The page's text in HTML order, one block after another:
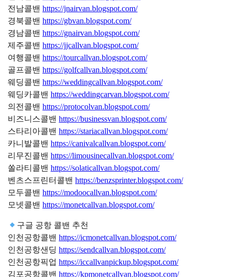
전남콜밴https://jnairvan.blogspot.com/
경북콜밴https://gbvan.blogspot.com/
경남콜밴https://gnairvan.blogspot.com/
제주콜밴https://jjcallvan.blogspot.com/
여행콜밴https://tourcallvan.blogspot.com/
골프콜밴https://golfcallvan.blogspot.com/
웨딩콜밴https://weddingcallvan.blogspot.com/
웨딩카콜밴https://weddingcarvan.blogspot.com/
의전콜밴https://protocolvan.blogspot.com/
비즈니스콜밴https://businessvan.blogspot.com/
스타리아콜밴https://stariacallvan.blogspot.com/
카니발콜밴https://canivalcallvan.blogspot.com/
리무진콜밴https://limousinecallvan.blogspot.com/
쏠라티콜밴https://solaticallvan.blogspot.com/
벤츠스프린터콜밴https://benzsprinter.blogspot.com/
모두콜밴https://modoocallvan.blogspot.com/
모넷콜밴https://monetcallvan.blogspot.com/
구글 공항 콜밴 추천
인천공항콜밴https://icmonetcallvan.blogspot.com/
인천공항샌딩https://sendcallvan.blogspot.com/
인천공항픽업https://iccallvanpickup.blogspot.com/
김포공항콜밴https://kpmonetcallvan.blogspot.com/